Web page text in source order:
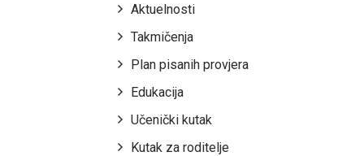
Aktuelnosti
Takmičenja
Plan pisanih provjera
Edukacija
Učenički kutak
Kutak za roditelje